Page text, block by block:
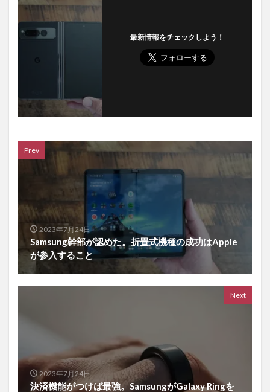
最新情報をチェックしよう！
Prev
2023年7月24日
Samsung幹部が認めた。折畳式機種の成功はApple
が参入すること
Next
2023年7月24日
決済機能がつけば最強。SamsungがGalaxy Ringを